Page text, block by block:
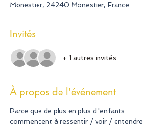
Monestier, 24240 Monestier, France
Invités
+ 1 autres invités
À propos de l'événement
Parce que de plus en plus d 'enfants
commencent à ressentir / voir / entendre